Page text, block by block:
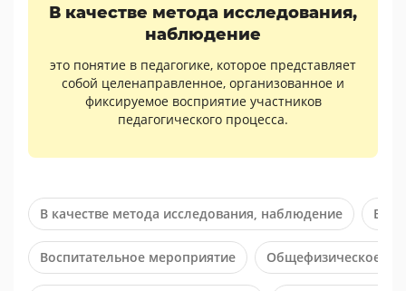
В качестве метода исследования,
наблюдение
это понятие в педагогике, которое представляет
собой целенаправленное, организованное и
фиксируемое восприятие участников
педагогического процесса.
В качестве метода исследования, наблюдение
Воспитательное мероприятие Общефизическое